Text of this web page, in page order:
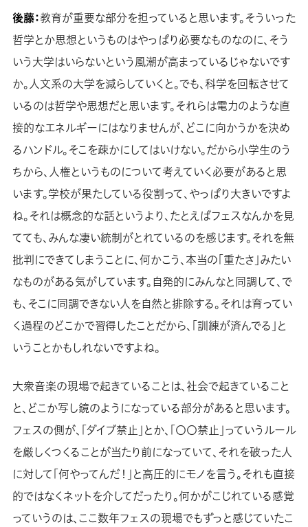
後藤：教育が重要な部分を担っていると思います。そういった
哲学とか思想というものはやっぱり必要なものなのに、そう
いう大学はいらないという風潮が高まっているじゃないです
か。人文系の大学を減らしていくと。でも、科学を回転させて
いるのは哲学や思想だと思います。それらは電力のような直
接的なエネルギーにはなりませんが、どこに向かうかを決め
るハンドル。そこを疎かにしてはいけない。だから小学生のう
ちから、人権というものについて考えていく必要があると思
います。学校が果たしている役割って、やっぱり大きいですよ
ね。それは概念的な話というより、たとえばフェスなんかを見
てても、みんな凄い統制がとれているのを感じます。それを無
批判にできてしまうことに、何かこう、本当の「重たさ」みたい
なものがある気がしています。自発的にみんなと同調して、で
も、そこに同調できない人を自然と排除する。それは育ってい
く過程のどこかで習得したことだから、「訓練が済んでる」と
いうことかもしれないですよね。
大衆音楽の現場で起きていることは、社会で起きていること
と、どこか写し鏡のようになっている部分があると思います。
フェスの側が、「ダイブ禁止」とか、「〇〇禁止」っていうルール
を厳しくつくることが当たり前になっていて、それを破った人
に対して「何やってんだ！」と高圧的にモノを言う。それも直接
的ではなくネットを介してだったり。何かがこじれている感覚
っていうのは、ここ数年フェスの現場でもずっと感じていたこ